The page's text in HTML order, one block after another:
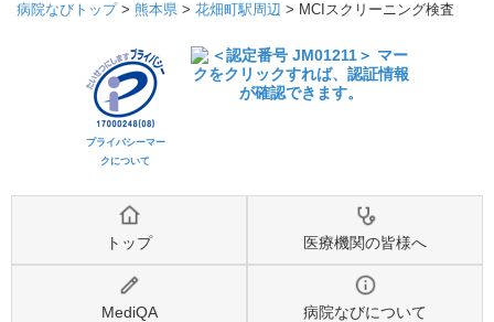
病院なびトップ> 熊本県 > 花畑町駅周辺 > MCIスクリーニング検査
プライバシーマー
クについて
トップ 医療機関の皆様へ
MediQA 病院なびについて